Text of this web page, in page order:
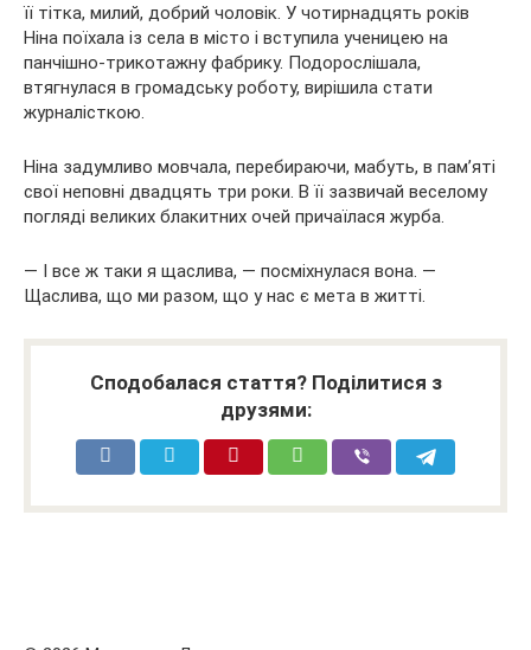
її тітка, милий, добрий чоловік. У чотирнадцять років
Ніна поїхала із села в місто і вступила ученицею на
панчішно-трикотажну фабрику. Подорослішала,
втягнулася в громадську роботу, вирішила стати
журналісткою.
Ніна задумливо мовчала, перебираючи, мабуть, в пам’яті
свої неповні двадцять три роки. В її зазвичай веселому
погляді великих блакитних очей причаїлася журба.
— І все ж таки я щаслива, — посміхнулася вона. —
Щаслива, що ми разом, що у нас є мета в житті.
Сподобалася стаття? Поділитися з
друзями: